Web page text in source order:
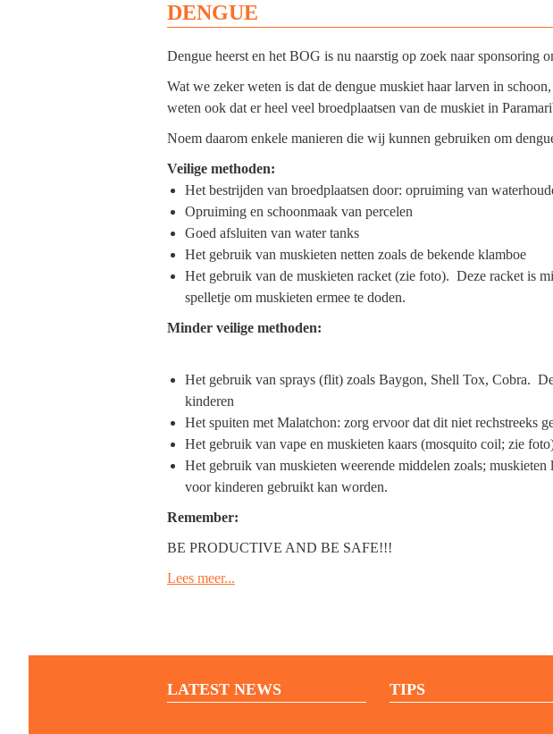
DENGUE
Dengue heerst en het BOG is nu naarstig op zoek naar sponsoring
Wat we zeker weten is dat de dengue muskiet haar larven in
weten ook dat er heel veel broedplaatsen van de muskiet in
Noem daarom enkele manieren die wij kunnen gebruiken om
Veilige methoden:
Het bestrijden van broedplaatsen door: opruiming van
Opruiming en schoonmaak van percelen
Goed afsluiten van water tanks
Het gebruik van muskieten netten zoals de bekende klamboe
Het gebruik van de muskieten racket (zie foto). Deze racket is
spelletje om muskieten ermee te doden.
Minder veilige methoden:
Het gebruik van sprays (flit) zoals Baygon, Shell Tox, Cobra.
kinderen
Het spuiten met Malatchon: zorg ervoor dat dit niet rechstreeks
Het gebruik van vape en muskieten kaars (mosquito coil; zie
Het gebruik van muskieten weerende middelen zoals;
voor kinderen gebruikt kan worden.
Remember:
BE PRODUCTIVE AND BE SAFE!!!
Lees meer...
LATEST NEWS TIPS